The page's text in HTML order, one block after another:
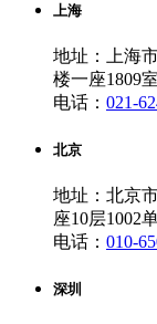
上海
地址：上海
楼一座1809室
电话： 021-
北京
地址：北京
座10层1002
电话： 010-
深圳